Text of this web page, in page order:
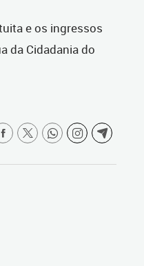
e os ingressos
da Cidadania do